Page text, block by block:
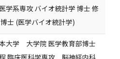
学系専攻 バイオ統計学 博士 修
士 (医学バイオ統計学)
大学 大学院 医学教育部博士
臨床医科学専攻 脳神経内科